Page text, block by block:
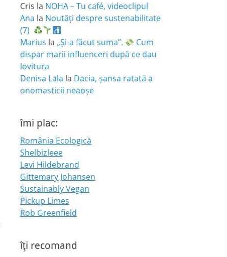
Cris la NOHA – Tu café, videoclipul
Ana la Noutăți despre sustenabilitate
(7)
Marius la „Și-a făcut suma”.
Cum
dispar marii influenceri după ce dau
lovitura
Denisa Lala la Dacia, șansa ratată a
onomasticii neaoșe
îmi plac:
România Ecologică
Shelbizleee
Levi Hildebrand
Gittemary Johansen
Sustainably Vegan
Pickup Limes
Rob Greenfield
îţi recomand